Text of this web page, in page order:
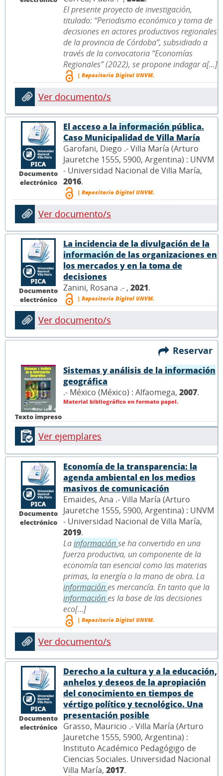
El presente proyecto de investigación,
titulado: “Periodismo económico y toma de
decisiones en actores productivos regionales
de la provincia de Córdoba”, subsidiado a
través de la convocatoria “Economías
Regionales” (2022), se propone indagar a[...]
| Repositorio Digital UNVM.
Ver documento/s
Documento
electrónico
El acceso a la información pública.
Caso Municipalidad de Villa María
Garofani, Diego .- Villa María (Arturo
Jauretche 1555, 5900, Argentina) : UNVM
- Universidad Nacional de Villa María,
2016.
| Repositorio Digital UNVM.
Ver documento/s
Documento
electrónico
La incidencia de la divulgación de la
información de las organizaciones en
los mercados y en la toma de
decisiones
Zanini, Rosana .- , 2021.
| Repositorio Digital UNVM.
Ver documento/s
Reservar
Texto impreso
Sistemas y análisis de la información
geográfica
.- México (México) : Alfaomega, 2007.
Material bibliográfico en formato papel.
Ver ejemplares
Documento
electrónico
Economía de la transparencia: la
agenda ambiental en los medios
masivos de comunicación
Emaides, Ana .- Villa María (Arturo
Jauretche 1555, 5900, Argentina) : UNVM
- Universidad Nacional de Villa María,
2019.
Lainformaciónse ha convertido en una
fuerza productiva, un componente de la
economía tan esencial como las materias
primas, la energía o la mano de obra. La
informaciónes mercancía. En tanto que la
informaciónes la base de las decisiones
eco[...]
| Repositorio Digital UNVM.
Ver documento/s
Documento
electrónico
Derecho a la cultura y a la educación,
anhelos y deseos de la apropiación
del conocimiento en tiempos de
vértigo político y tecnológico. Una
presentación posible
Grasso, Mauricio .- Villa María (Arturo
Jauretche 1555, 5900, Argentina) :
Instituto Académico Pedagógigo de
Ciencias Sociales. Universidad Nacional
Villa María, 2017.